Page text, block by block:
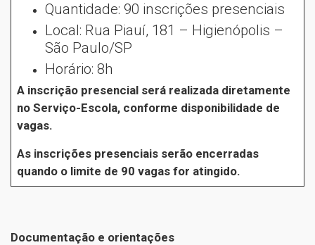
Quantidade: 90 inscrições presenciais
Local: Rua Piauí, 181 – Higienópolis –
São Paulo/SP
Horário: 8h
A inscrição presencial será realizada diretamente
no Serviço-Escola, conforme disponibilidade de
vagas.
As inscrições presenciais serão encerradas
quando o limite de 90 vagas for atingido.
Documentação e orientações